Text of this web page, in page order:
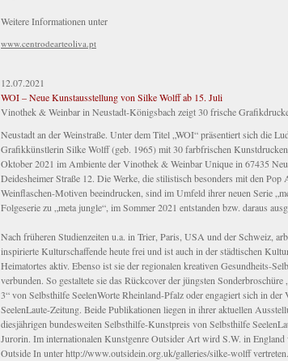
Weitere Informationen unter
www.centrodearteoliva.pt
12.07.2021
WOI – Neue Kunstausstellung von Silke Wolff ab 15. Juli
Vinothek & Weinbar in Neustadt-Königsbach zeigt 30 frische
Neustadt an der Weinstraße. Unter dem Titel „WOI“ präsentiert sich die
Grafikkünstlerin Silke Wolff (geb. 1965) mit 30 farbfrischen
Oktober 2021 im Ambiente der Vinothek & Weinbar Unique in 67435
Deidesheimer Straße 12. Die Werke, die stilistisch besonders mit den Pop
Weinflaschen-Motiven beeindrucken, sind im Umfeld ihrer neuen Serie
Folgeserie zu „meta jungle“, im Sommer 2021 entstanden bzw. daraus
Nach früheren Studienzeiten u.a. in Trier, Paris, USA und der Schweiz,
inspirierte Kulturschaffende heute frei und ist auch in der städtischen
Heimatortes aktiv. Ebenso ist sie der regionalen kreativen Gesundheits-
verbunden. So gestaltete sie das Rückcover der jüngsten Sonderbroschüre
3“ von Selbsthilfe SeelenWorte Rheinland-Pfalz oder engagiert sich in der
SeelenLaute-Zeitung. Beide Publikationen liegen in ihrer aktuellen
diesjährigen bundesweiten Selbsthilfe-Kunstpreis von Selbsthilfe
Jurorin. Im internationalen Kunstgenre Outsider Art wird S.W. in England
Outside In unter http://www.outsidein.org.uk/galleries/silke-wolff vertreten.